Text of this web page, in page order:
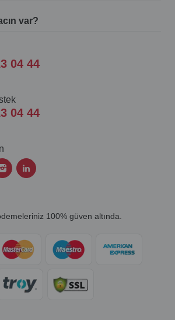
var?
04 44
04 44
100% güven altında.